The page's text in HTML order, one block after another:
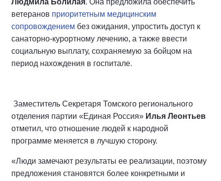
Людмила Болилая . Она предложила обеспечить
ветеранов приоритетным медицинским
сопровождением без ожидания, упростить доступ к
санаторно-курортному лечению, а также ввести
социальную выплату, сохраняемую за бойцом на
период нахождения в госпитале.
Заместитель Секретаря Томского регионального
отделения партии «Единая Россия» Илья Леонтьев
отметил, что отношение людей к народной
программе меняется в лучшую сторону.
«Люди замечают результаты ее реализации, поэтому
предложения становятся более конкретными и